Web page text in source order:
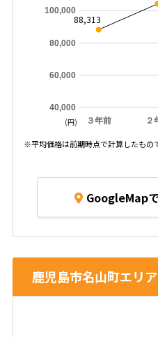
３年前 ２
40,000
60,000
80,000
100,000
88,313
(円)
※平均価格は前期時点で計算したもの
GoogleMap
鹿児島市名山町エリ